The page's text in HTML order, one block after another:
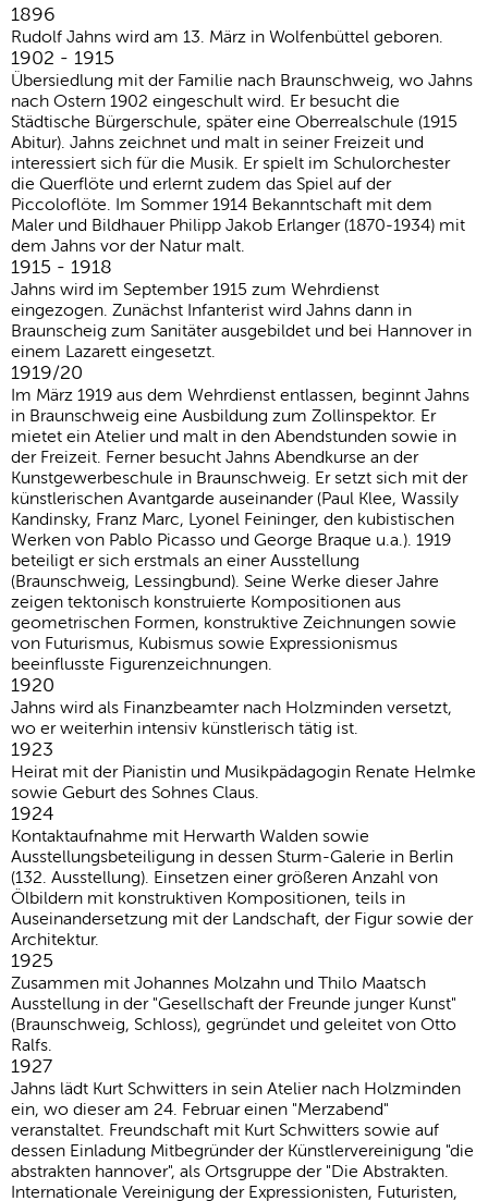
1896
Rudolf Jahns wird am 13. März in Wolfenbüttel geboren.
1902 - 1915
Übersiedlung mit der Familie nach Braunschweig, wo Jahns
nach Ostern 1902 eingeschult wird. Er besucht die
Städtische Bürgerschule, später eine Oberrealschule (1915
Abitur). Jahns zeichnet und malt in seiner Freizeit und
interessiert sich für die Musik. Er spielt im Schulorchester
die Querflöte und erlernt zudem das Spiel auf der
Piccoloflöte. Im Sommer 1914 Bekanntschaft mit dem
Maler und Bildhauer Philipp Jakob Erlanger (1870-1934) mit
dem Jahns vor der Natur malt.
1915 - 1918
Jahns wird im September 1915 zum Wehrdienst
eingezogen. Zunächst Infanterist wird Jahns dann in
Braunscheig zum Sanitäter ausgebildet und bei Hannover in
einem Lazarett eingesetzt.
1919/20
Im März 1919 aus dem Wehrdienst entlassen, beginnt Jahns
in Braunschweig eine Ausbildung zum Zollinspektor. Er
mietet ein Atelier und malt in den Abendstunden sowie in
der Freizeit. Ferner besucht Jahns Abendkurse an der
Kunstgewerbeschule in Braunschweig. Er setzt sich mit der
künstlerischen Avantgarde auseinander (Paul Klee, Wassily
Kandinsky, Franz Marc, Lyonel Feininger, den kubistischen
Werken von Pablo Picasso und George Braque u.a.). 1919
beteiligt er sich erstmals an einer Ausstellung
(Braunschweig, Lessingbund). Seine Werke dieser Jahre
zeigen tektonisch konstruierte Kompositionen aus
geometrischen Formen, konstruktive Zeichnungen sowie
von Futurismus, Kubismus sowie Expressionismus
beeinflusste Figurenzeichnungen.
1920
Jahns wird als Finanzbeamter nach Holzminden versetzt,
wo er weiterhin intensiv künstlerisch tätig ist.
1923
Heirat mit der Pianistin und Musikpädagogin Renate Helmke
sowie Geburt des Sohnes Claus.
1924
Kontaktaufnahme mit Herwarth Walden sowie
Ausstellungsbeteiligung in dessen Sturm-Galerie in Berlin
(132. Ausstellung). Einsetzen einer größeren Anzahl von
Ölbildern mit konstruktiven Kompositionen, teils in
Auseinandersetzung mit der Landschaft, der Figur sowie der
Architektur.
1925
Zusammen mit Johannes Molzahn und Thilo Maatsch
Ausstellung in der "Gesellschaft der Freunde junger Kunst"
(Braunschweig, Schloss), gegründet und geleitet von Otto
Ralfs.
1927
Jahns lädt Kurt Schwitters in sein Atelier nach Holzminden
ein, wo dieser am 24. Februar einen "Merzabend"
veranstaltet. Freundschaft mit Kurt Schwitters sowie auf
dessen Einladung Mitbegründer der Künstlervereinigung "die
abstrakten hannover", als Ortsgruppe der "Die Abstrakten.
Internationale Vereinigung der Expressionisten, Futuristen,